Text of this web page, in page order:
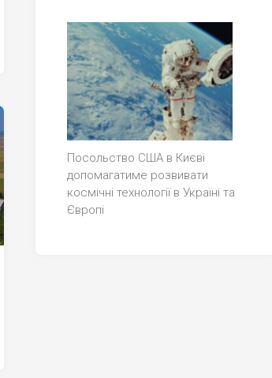
Посольство США в Києві
допомагатиме розвивати
космічні технології в Україні та
Європі